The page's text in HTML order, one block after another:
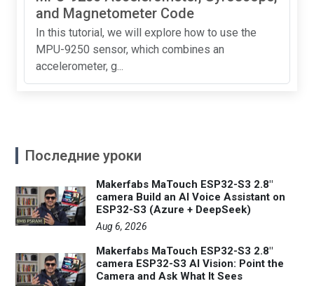
and Magnetometer Code
In this tutorial, we will explore how to use the
MPU-9250 sensor, which combines an
accelerometer, g...
Последние уроки
Makerfabs MaTouch ESP32-S3 2.8"
camera Build an AI Voice Assistant on
ESP32-S3 (Azure + DeepSeek)
Aug 6, 2026
Makerfabs MaTouch ESP32-S3 2.8"
camera ESP32-S3 AI Vision: Point the
Camera and Ask What It Sees